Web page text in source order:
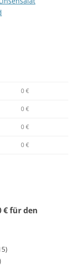
0 €
0 €
0 €
0 €
€ für den